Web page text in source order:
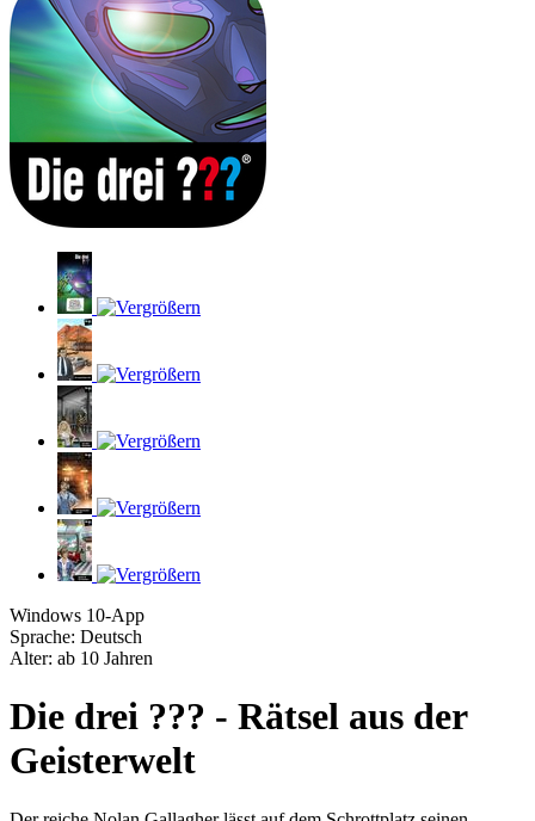
Windows 10-App
Sprache: Deutsch
Alter: ab 10 Jahren
Die drei ??? - Rätsel aus der
Geisterwelt